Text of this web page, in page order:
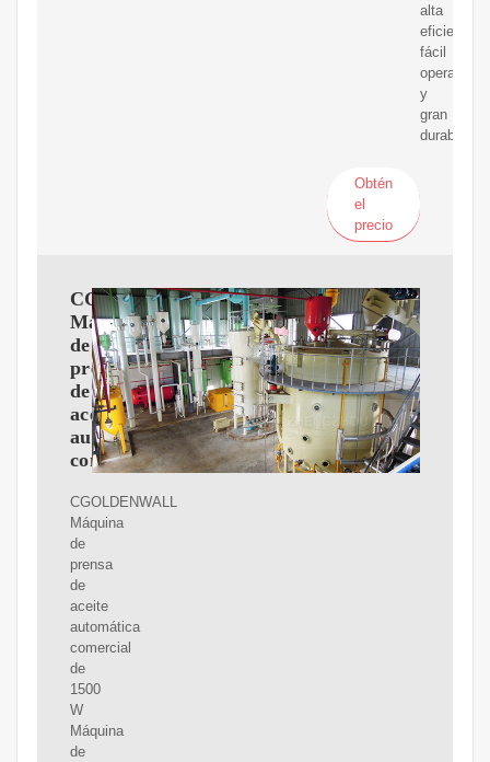
alta
eficiencia,
fácil
operación
y
gran
durabilidad
Obtén
el
precio
CGOLDENWALL
Máquina
de
prensa
de
aceite
automática
comercial
CGOLDENWALL
Máquina
de
prensa
de
aceite
automática
comercial
de
1500
W
Máquina
de